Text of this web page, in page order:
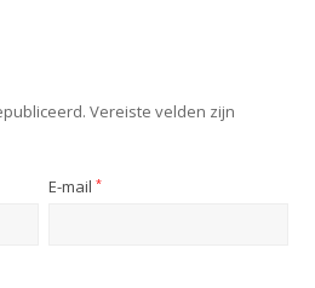
Vereiste velden zijn
E-mail*